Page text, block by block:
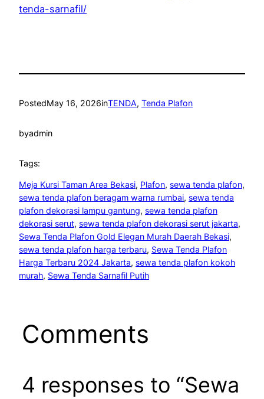
tenda-sarnafil/
PostedMay 16, 2026inTENDA, Tenda Plafon
byadmin
Tags:
Meja Kursi Taman Area Bekasi, Plafon, sewa tenda plafon
sewa tenda plafon beragam warna rumbai, sewa tenda
plafon dekorasi lampu gantung, sewa tenda plafon
dekorasi serut, sewa tenda plafon dekorasi serut jakarta
Sewa Tenda Plafon Gold Elegan Murah Daerah Bekasi
sewa tenda plafon harga terbaru, Sewa Tenda Plafon
Harga Terbaru 2024 Jakarta, sewa tenda plafon kokoh
murah, Sewa Tenda Sarnafil Putih
Comments
4 responses to “Sewa